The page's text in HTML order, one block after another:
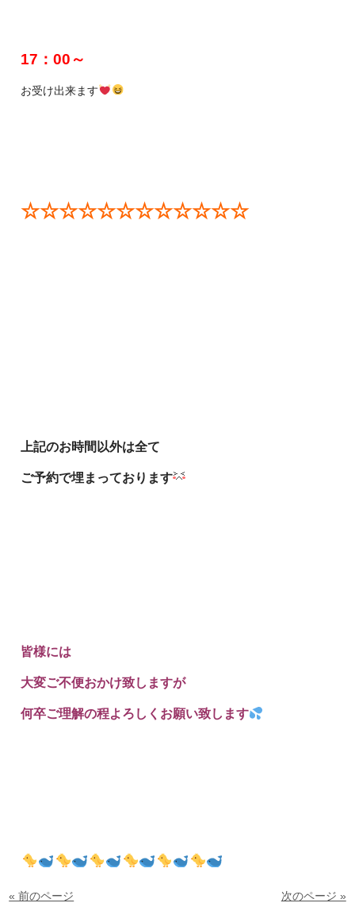
17：00～
お受け出来ます
☆☆☆☆☆☆☆☆☆☆☆☆
上記のお時間以外は全て
ご予約で埋まっております
皆様には
大変ご不便おかけ致しますが
何卒ご理解の程よろしくお願い致します
« 前のページ 次のページ »